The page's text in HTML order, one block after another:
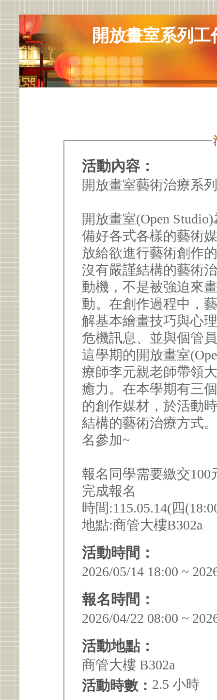
開放畫室系列
活動內容：
開放畫室藝術治療系
開放畫室(Open
備好各式各樣的藝術
放給欲進行藝術創作
沒有嚴謹結構的藝術
動機，不是被強迫來
動。在創作過程中，
解基本繪畫技巧與心
危機訊息、並與個管
這學期的開放畫室
療師李元親老師帶領
癒力。在本學期有三
的創作媒材，於活動
結構的藝術治療方式
名參加~
報名同學需要繳交
完成報名
時間:115.05.14(四
地點:商管大樓B302a
活動時間：
2026/05/14 18:00 ~
報名時間：
2026/04/22 08:00 ~
活動地點：
商管大樓 B302a
活動時數： 2.5 小時